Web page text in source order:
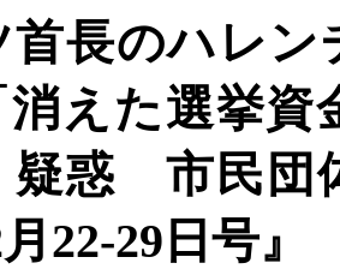
首長のハレ
えた選挙資
疑惑 市民団
22-29日号』